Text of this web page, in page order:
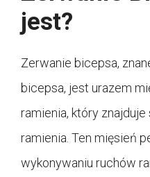
jest?
Zerwanie bicepsa,
bicepsa, jest urazem
ramienia, który
ramienia. Ten mięsień
wykonywaniu ruchów